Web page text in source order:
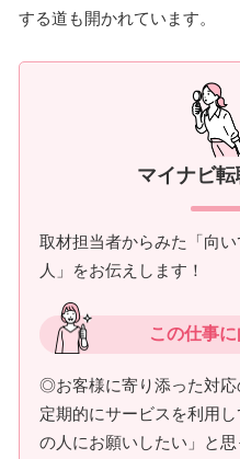
する道も開かれています。
マイナビ
取材担当者からみた「向
人」をお伝えします！
この仕事
◎お客様に寄り添った対応
定期的にサービスを利用
の人にお願いしたい」と